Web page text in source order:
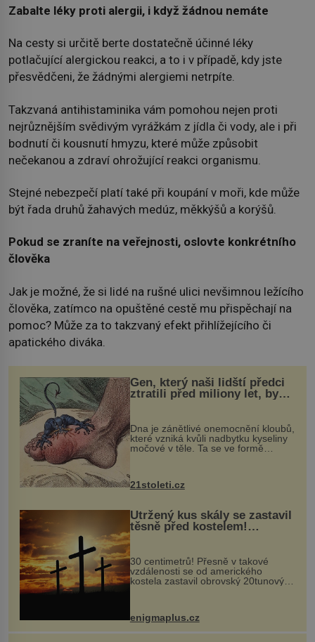
Zabalte léky proti alergii, i když žádnou nemáte
Na cesty si určitě berte dostatečně účinné léky
potlačující alergickou reakci, a to i v případě, kdy jste
přesvědčeni, že žádnými alergiemi netrpíte.
Takzvaná antihistaminika vám pomohou nejen proti
nejrůznějším svědivým vyrážkám z jídla či vody, ale i při
bodnutí či kousnutí hmyzu, které může způsobit
nečekanou a zdraví ohrožující reakci organismu.
Stejné nebezpečí platí také při koupání v moři, kde může
být řada druhů žahavých medúz, měkkýšů a korýšů.
Pokud se zraníte na veřejnosti, oslovte konkrétního
člověka
Jak je možné, že si lidé na rušné ulici nevšimnou ležícího
člověka, zatímco na opuštěné cestě mu přispěchají na
pomoc? Může za to takzvaný efekt přihlížejícího či
apatického diváka.
Gen, který naši lidští předci
ztratili před miliony let, by
mohl pomoci s léčbou
„nemoci králů“
Dna je zánětlivé onemocnění kloubů,
které vzniká kvůli nadbytku kyseliny
močové v těle. Ta se ve formě
nohou, a způsobuje bole...
21stoleti.cz
Utržený kus skály se zastavil
těsně před kostelem!
Ochránila ho boží síla?
30 centimetrů! Přesně v takové
vzdálenosti se od amerického
kostela zastavil obrovský 20tunový
...
enigmaplus.cz